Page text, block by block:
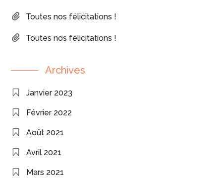
Toutes nos félicitations !
Toutes nos félicitations !
Archives
Janvier 2023
Février 2022
Août 2021
Avril 2021
Mars 2021